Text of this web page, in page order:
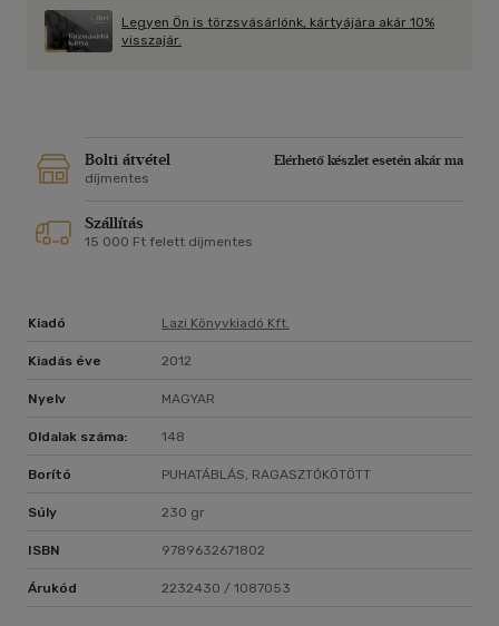
Legyen Ön is törzsvásárlónk, kártyájára akár 10%
visszajár.
Bolti átvétel
Elérhető készlet esetén akár ma
díjmentes
Szállítás
15 000 Ft felett díjmentes
Kiadó Lazi Könyvkiadó Kft.
Kiadás éve 2012
Nyelv MAGYAR
Oldalak száma: 148
Borító PUHATÁBLÁS, RAGASZTÓKÖTÖTT
Súly 230 gr
ISBN 9789632671802
Árukód 2232430 / 1087053